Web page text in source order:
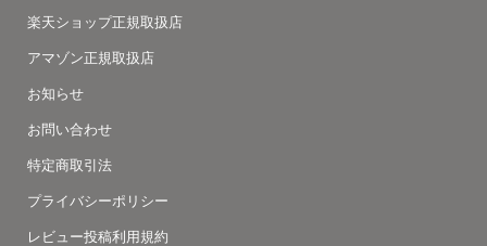
楽天ショップ正規取扱店
アマゾン正規取扱店
お知らせ
お問い合わせ
特定商取引法
プライバシーポリシー
レビュー投稿利用規約